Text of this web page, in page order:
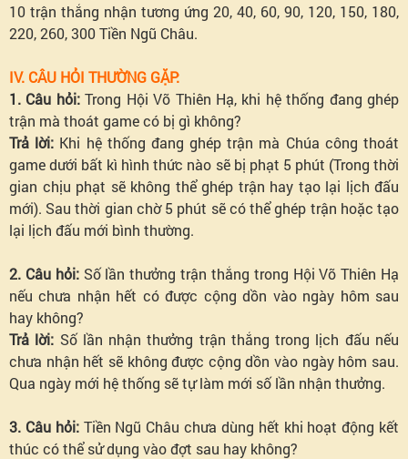
10 trận thắng nhận tương ứng 20, 40, 60, 90, 120, 150, 180,
220, 260, 300 Tiền Ngũ Châu.
IV. CÂU HỎI THƯỜNG GẶP:
1. Câu hỏi:Trong Hội Võ Thiên Hạ, khi hệ thống đang ghép
trận mà thoát game có bị gì không?
Trả lời: Khi hệ thống đang ghép trận mà Chúa công thoát
game dưới bất kì hình thức nào sẽ bị phạt 5 phút (Trong thời
gian chịu phạt sẽ không thể ghép trận hay tạo lại lịch đấu
mới). Sau thời gian chờ 5 phút sẽ có thể ghép trận hoặc tạo
lại lịch đấu mới bình thường.
2. Câu hỏi:Số lần thưởng trận thắng trong Hội Võ Thiên Hạ
nếu chưa nhận hết có được cộng dồn vào ngày hôm sau
hay không?
Trả lời: Số lần nhận thưởng trận thắng trong lịch đấu nếu
chưa nhận hết sẽ không được cộng dồn vào ngày hôm sau.
Qua ngày mới hệ thống sẽ tự làm mới số lần nhận thưởng.
3. Câu hỏi:Tiền Ngũ Châu chưa dùng hết khi hoạt động kết
thúc có thể sử dụng vào đợt sau hay không?